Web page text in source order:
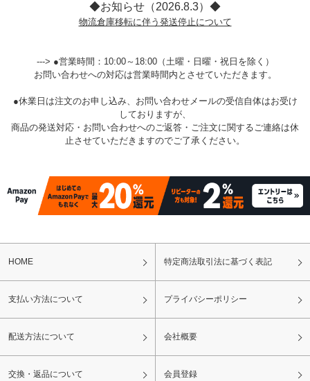
◆お知らせ（2026.8.3）◆
物流倉庫移転に伴う発送停止について
---> ●営業時間：10:00～18:00（土曜・日曜・祝日を除く）
お問い合わせへの対応は営業時間内とさせていただきます。
●休業日は注文のお申し込み、お問い合わせメールの受信自体はお受け
しておりますが、
商品の発送対応・お問い合わせへのご返答・ご注文に関するご連絡は休
止させていただきますのでご了承ください。
HOME 特定商法取引法に基づく表記
支払い方法について プライバシーポリシー
配送方法について 会社概要
交換・返品について 会員登録